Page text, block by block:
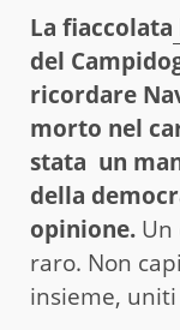
La fiaccolata
del
ricordare
morto nel
stata un
della
opinione. Un
raro. Non
insieme, uniti